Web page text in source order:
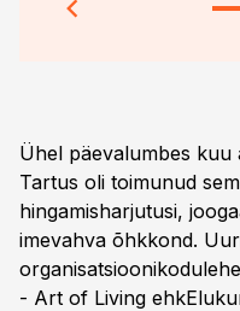
Ühel päevalumbes kuu
Tartus oli toimunud
hingamisharjutusi,
imevahva õhkkond.
- Art of Living